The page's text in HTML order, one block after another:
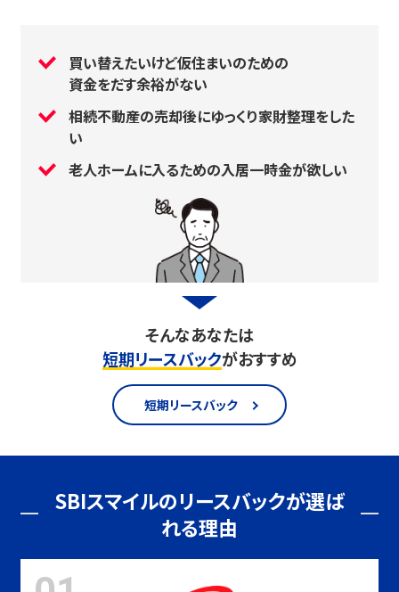
買い替えたいけど仮住まいのための
資金をだす余裕がない
相続不動産の売却後にゆっくり家財整理をした
い
老人ホームに入るための入居一時金が欲しい
そんなあなたは
短期リースバックがおすすめ
短期リースバック
SBIスマイルのリースバックが選ば
れる理由